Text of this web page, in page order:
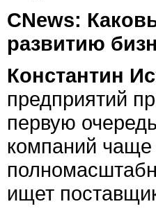
CNews:
развитию
Константин
предприятий
первую
компаний чаще
ищет